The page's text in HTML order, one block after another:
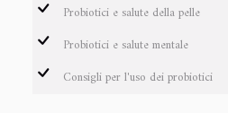
Probiotici e salute della pelle
Probiotici e salute mentale
Consigli per l'uso dei probiotici